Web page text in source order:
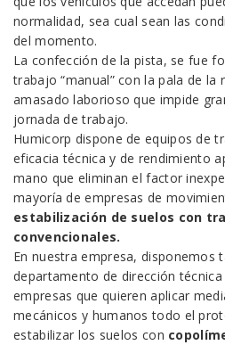
normalidad, sea cual sean las
del momento.
La confección de la pista, se fue
trabajo “manual” con la pala de la
amasado laborioso que impide
jornada de trabajo.
Humicorp dispone de equipos de
eficacia técnica y de rendimiento
mano que eliminan el factor
mayoría de empresas de
estabilización de suelos con
convencionales.
En nuestra empresa, disponemos
departamento de dirección
empresas que quieren aplicar
mecánicos y humanos todo el
estabilizar los suelos con